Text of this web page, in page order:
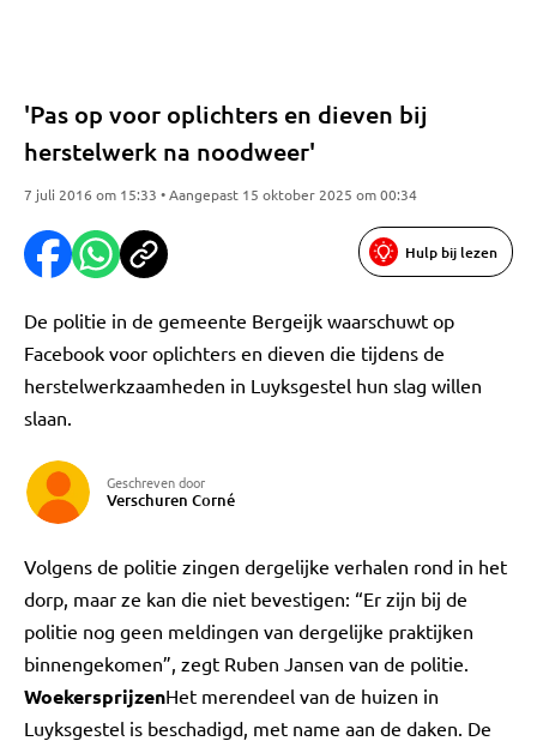
'Pas op voor oplichters en dieven bij
herstelwerk na noodweer'
7 juli 2016 om 15:33 • Aangepast 15 oktober 2025 om 00:34
Hulp bij lezen
De politie in de gemeente Bergeijk waarschuwt op
Facebook voor oplichters en dieven die tijdens de
herstelwerkzaamheden in Luyksgestel hun slag willen
slaan.
Geschreven door
Verschuren Corné
Volgens de politie zingen dergelijke verhalen rond in het
dorp, maar ze kan die niet bevestigen: “Er zijn bij de
politie nog geen meldingen van dergelijke praktijken
binnengekomen”, zegt Ruben Jansen van de politie.
WoekersprijzenHet merendeel van de huizen in
Luyksgestel is beschadigd, met name aan de daken. De